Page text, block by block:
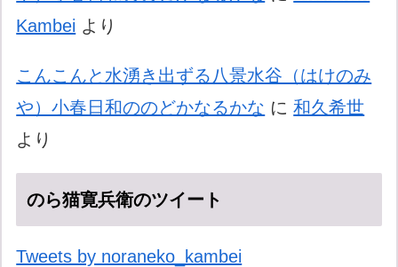
Kambei より
こんこんと水湧き出ずる八景水谷（はけのみ
や）小春日和ののどかなるかな に和久希世
より
のら猫寛兵衛のツイート
Tweets by noraneko_kambei